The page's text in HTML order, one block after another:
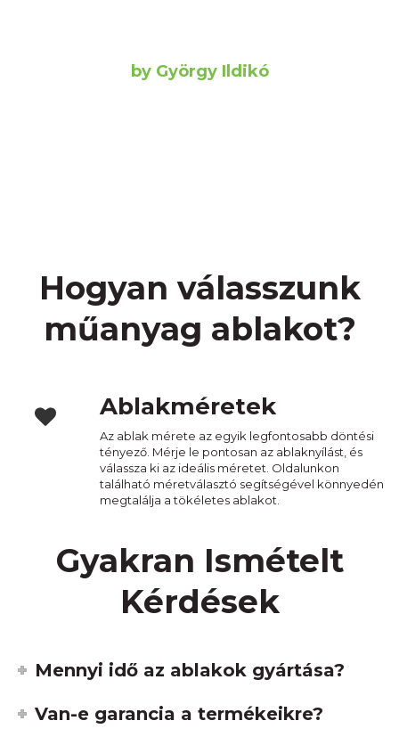
by György Ildikó
Hogyan válasszunk
műanyag ablakot?
Ablakméretek
Az ablak mérete az egyik legfontosabb döntési
tényező. Mérje le pontosan az ablaknyílást, és
válassza ki az ideális méretet. Oldalunkon
található méretválasztó segítségével könnyedén
megtalálja a tökéletes ablakot.
Gyakran Ismételt
Kérdések
Mennyi idő az ablakok gyártása?
Van-e garancia a termékeikre?